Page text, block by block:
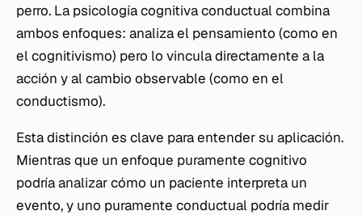
perro. La psicología cognitiva conductual combina
ambos enfoques: analiza el pensamiento (como en
el cognitivismo) pero lo vincula directamente a la
acción y al cambio observable (como en el
conductismo).
Esta distinción es clave para entender su aplicación.
Mientras que un enfoque puramente cognitivo
podría analizar cómo un paciente interpreta un
evento, y uno puramente conductual podría medir